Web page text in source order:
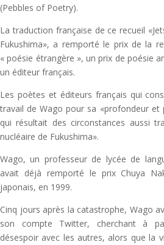
(Pebbles of Poetry).
La traduction française de ce recueil
Fukushima», a remporté le prix de la
« poésie étrangère », un prix de poésie
un éditeur français.
Les poètes et éditeurs français qui
travail de Wago pour sa «profondeur et
qui résultait des circonstances aussi
nucléaire de Fukushima».
Wago, un professeur de lycée de
avait déjà remporté le prix Chuya
japonais, en 1999.
Cinq jours après la catastrophe, Wago
son compte Twitter, cherchant à
désespoir avec les autres, alors que la